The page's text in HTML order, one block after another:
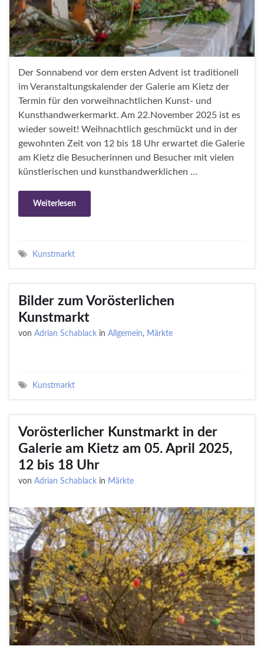
Der Sonnabend vor dem ersten Advent ist traditionell
im Veranstaltungskalender der Galerie am Kietz der
Termin für den vorweihnachtlichen Kunst- und
Kunsthandwerkermarkt. Am 22.November 2025 ist es
wieder soweit! Weihnachtlich geschmückt und in der
gewohnten Zeit von 12 bis 18 Uhr erwartet die Galerie
am Kietz die Besucherinnen und Besucher mit vielen
künstlerischen und kunsthandwerklichen …
Weiterlesen
Kunstmarkt
Bilder zum Vorösterlichen
Kunstmarkt
von Adrian Schablack in Allgemein, Märkte
Kunstmarkt
Vorösterlicher Kunstmarkt in der
Galerie am Kietz am 05. April 2025,
12 bis 18 Uhr
von Adrian Schablack in Märkte